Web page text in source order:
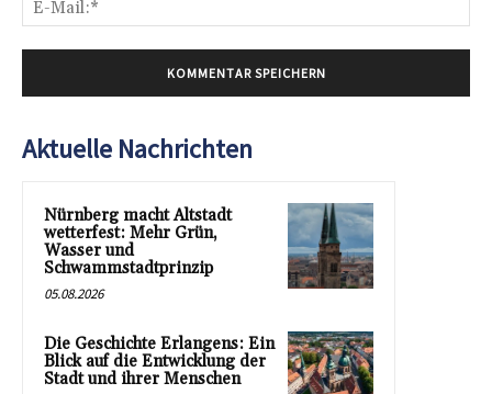
Aktuelle Nachrichten
Nürnberg macht Altstadt
wetterfest: Mehr Grün,
Wasser und
Schwammstadtprinzip
05.08.2026
Die Geschichte Erlangens: Ein
Blick auf die Entwicklung der
Stadt und ihrer Menschen